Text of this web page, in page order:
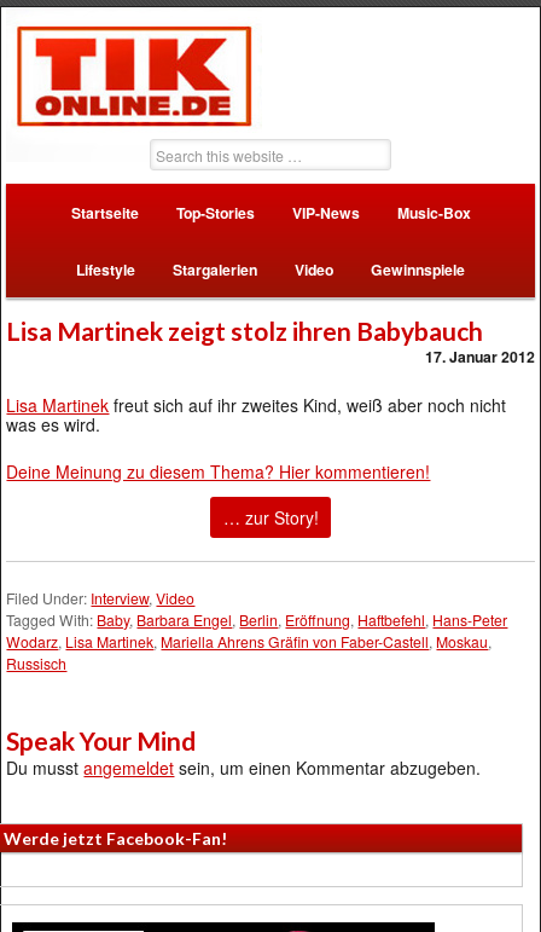
Startseite Top-Stories VIP-News Music-Box
Lifestyle Stargalerien Video Gewinnspiele
Lisa Martinek zeigt stolz ihren Babybauch
17. Januar 2012
Lisa Martinek freut sich auf ihr zweites Kind, weiß aber noch nicht
was es wird.
Deine Meinung zu diesem Thema? Hier kommentieren!
… zur Story!
Filed Under: Interview,Video
Tagged With: Baby, Barbara Engel, Berlin, Eröffnung, Haftbefehl, Hans-Peter
Wodarz, Lisa Martinek, Mariella Ahrens Gräfin von Faber-Castell, Moskau,
Russisch
Speak Your Mind
Du musstangemeldet sein, um einen Kommentar abzugeben.
Werde jetzt Facebook-Fan!